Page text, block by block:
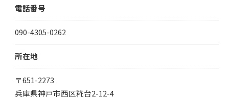
電話番号
090-4305-0262
所在地
〒651-2273
兵庫県神戸市西区糀台2-12-4